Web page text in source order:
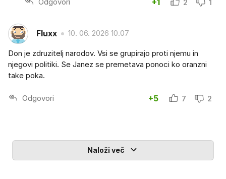
Odgovori +1 2 1
Fluxx 10. 06. 2026 10.07
Don je zdruzitelj narodov. Vsi se grupirajo proti njemu in
njegovi politiki. Se Janez se premetava ponoci ko oranzni
take poka.
Odgovori +5 7 2
Naloži več